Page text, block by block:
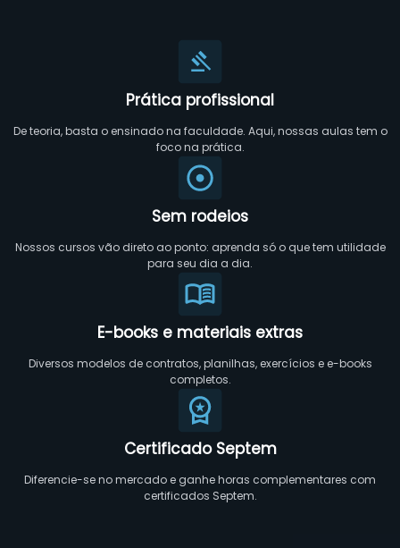
Prática profissional
De teoria, basta o ensinado na faculdade. Aqui, nossas aulas tem o
foco na prática.
Sem rodeios
Nossos cursos vão direto ao ponto: aprenda só o que tem utilidade
para seu dia a dia.
E-books e materiais extras
Diversos modelos de contratos, planilhas, exercícios e e-books
completos.
Certificado Septem
Diferencie-se no mercado e ganhe horas complementares com
certificados Septem.